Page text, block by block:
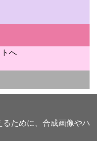
へ
ために、合成画像やハ